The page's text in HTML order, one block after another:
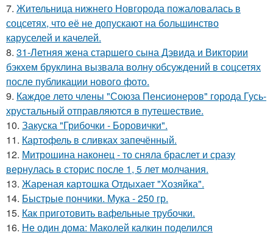
7. Жительница нижнего Новгорода пожаловалась в
соцсетях, что её не допускают на большинство
каруселей и качелей.
8. 31-Летняя жена старшего сына Дэвида и Виктории
бэкхем бруклина вызвала волну обсуждений в соцсетях
после публикации нового фото.
9. Каждое лето члены "Союза Пенсионеров" города Гусь-
хрустальный отправляются в путешествие.
10. Закуска "Грибочки - Боровички".
11. Картофель в сливках запечённый.
12. Митрошина наконец - то сняла браслет и сразу
вернулась в сторис после 1, 5 лет молчания.
13. Жареная картошка Отдыхает "Хозяйка".
14. Быстрые пончики. Мука - 250 гр.
15. Как приготовить вафельные трубочки.
16. Не один дома: Маколей калкин поделился